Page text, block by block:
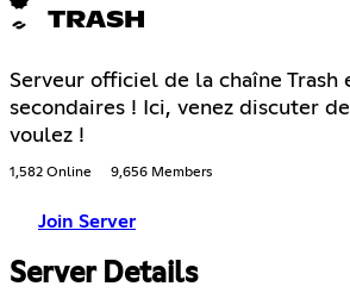
TRASH
Serveur officiel de la chaîne Trash
secondaires ! Ici, venez discuter
voulez !
1,582 Online 9,656 Members
Join Server
Server Details